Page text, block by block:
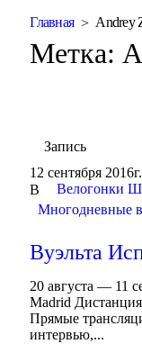
Главная Andrey
Метка:
Запись
12 сентября 2016г.
В
Велогонки
Многодневные
Вуэльта
20 августа — 11
Madrid
Прямые
интервью,...